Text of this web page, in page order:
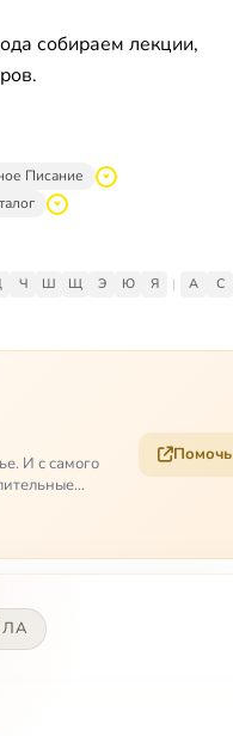
собираем лекции,
Писание
Ч Ш Щ Э Ю Я | A C
И с самого
Помочь